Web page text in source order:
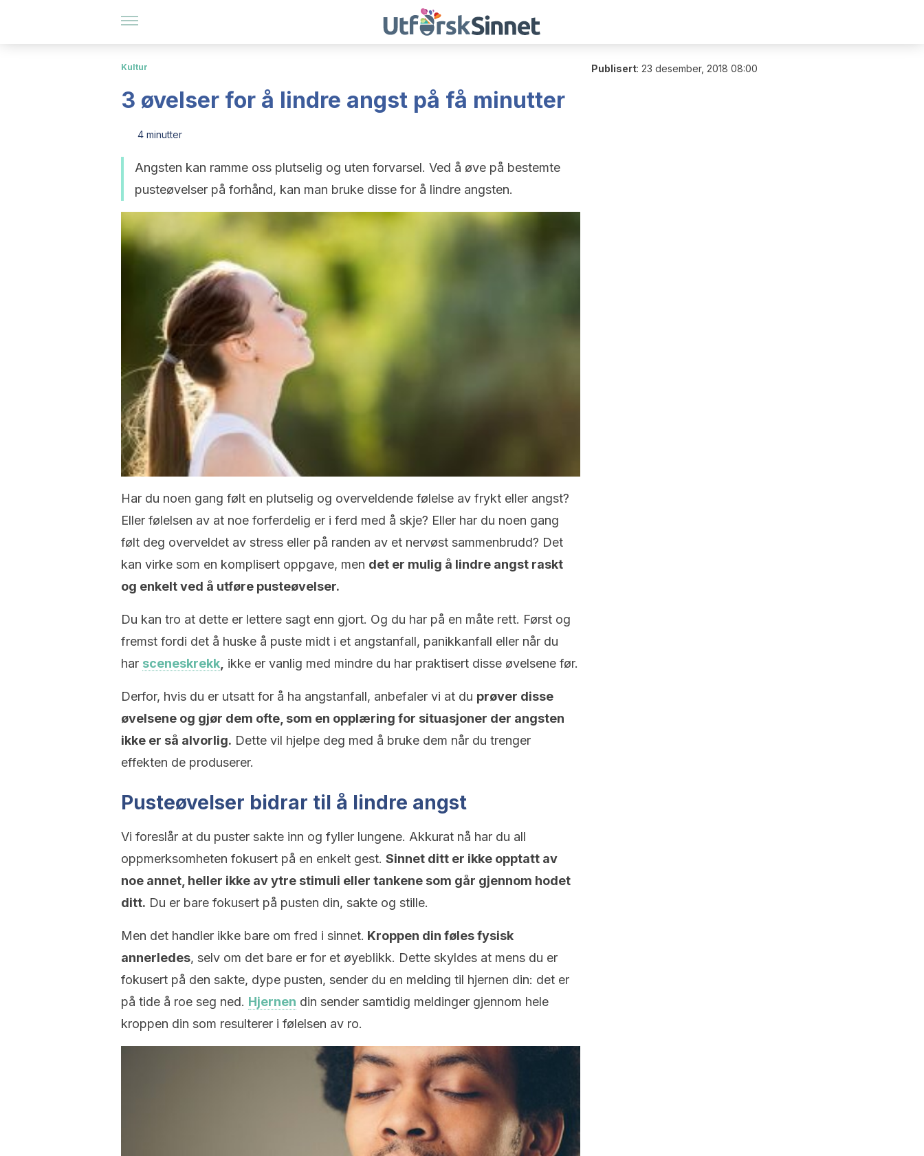
Kultur
3 øvelser for å lindre angst på få minutter
4 minutter
Angsten kan ramme oss plutselig og uten forvarsel. Ved å øve på bestemte
pusteøvelser på forhånd, kan man bruke disse for å lindre angsten.
Har du noen gang følt en plutselig og overveldende følelse av frykt eller angst?
Eller følelsen av at noe forferdelig er i ferd med å skje? Eller har du noen gang
følt deg overveldet av stress eller på randen av et nervøst sammenbrudd? Det
kan virke som en komplisert oppgave, men det er mulig å lindre angst raskt
og enkelt ved å utføre pusteøvelser.
Du kan tro at dette er lettere sagt enn gjort. Og du har på en måte rett. Først og
fremst fordi det å huske å puste midt i et angstanfall, panikkanfall eller når du
har sceneskrekk ikke er vanlig med mindre du har praktisert disse øvelsene før.
Derfor, hvis du er utsatt for å ha angstanfall, anbefaler vi at du prøver disse
øvelsene og gjør dem ofte, som en opplæring for situasjoner der angsten
ikke er så alvorlig. Dette vil hjelpe deg med å bruke dem når du trenger
effekten de produserer.
Pusteøvelser bidrar til å lindre angst
Vi foreslår at du puster sakte inn og fyller lungene. Akkurat nå har du all
oppmerksomheten fokusert på en enkelt gest. Sinnet ditt er ikke opptatt av
noe annet, heller ikke av ytre stimuli eller tankene som går gjennom hodet
ditt. Du er bare fokusert på pusten din, sakte og stille.
Men det handler ikke bare om fred i sinnet. Kroppen din føles fysisk
annerledes, selv om det bare er for et øyeblikk. Dette skyldes at mens du er
fokusert på den sakte, dype pusten, sender du en melding til hjernen din: det er
på tide å roe seg ned. Hjernen din sender samtidig meldinger gjennom hele
kroppen din som resulterer i følelsen av ro.
Publisert: 23 desember, 2018 08:00